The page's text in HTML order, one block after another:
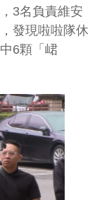
3名負責維安
發現啦啦隊休
6顆「峮